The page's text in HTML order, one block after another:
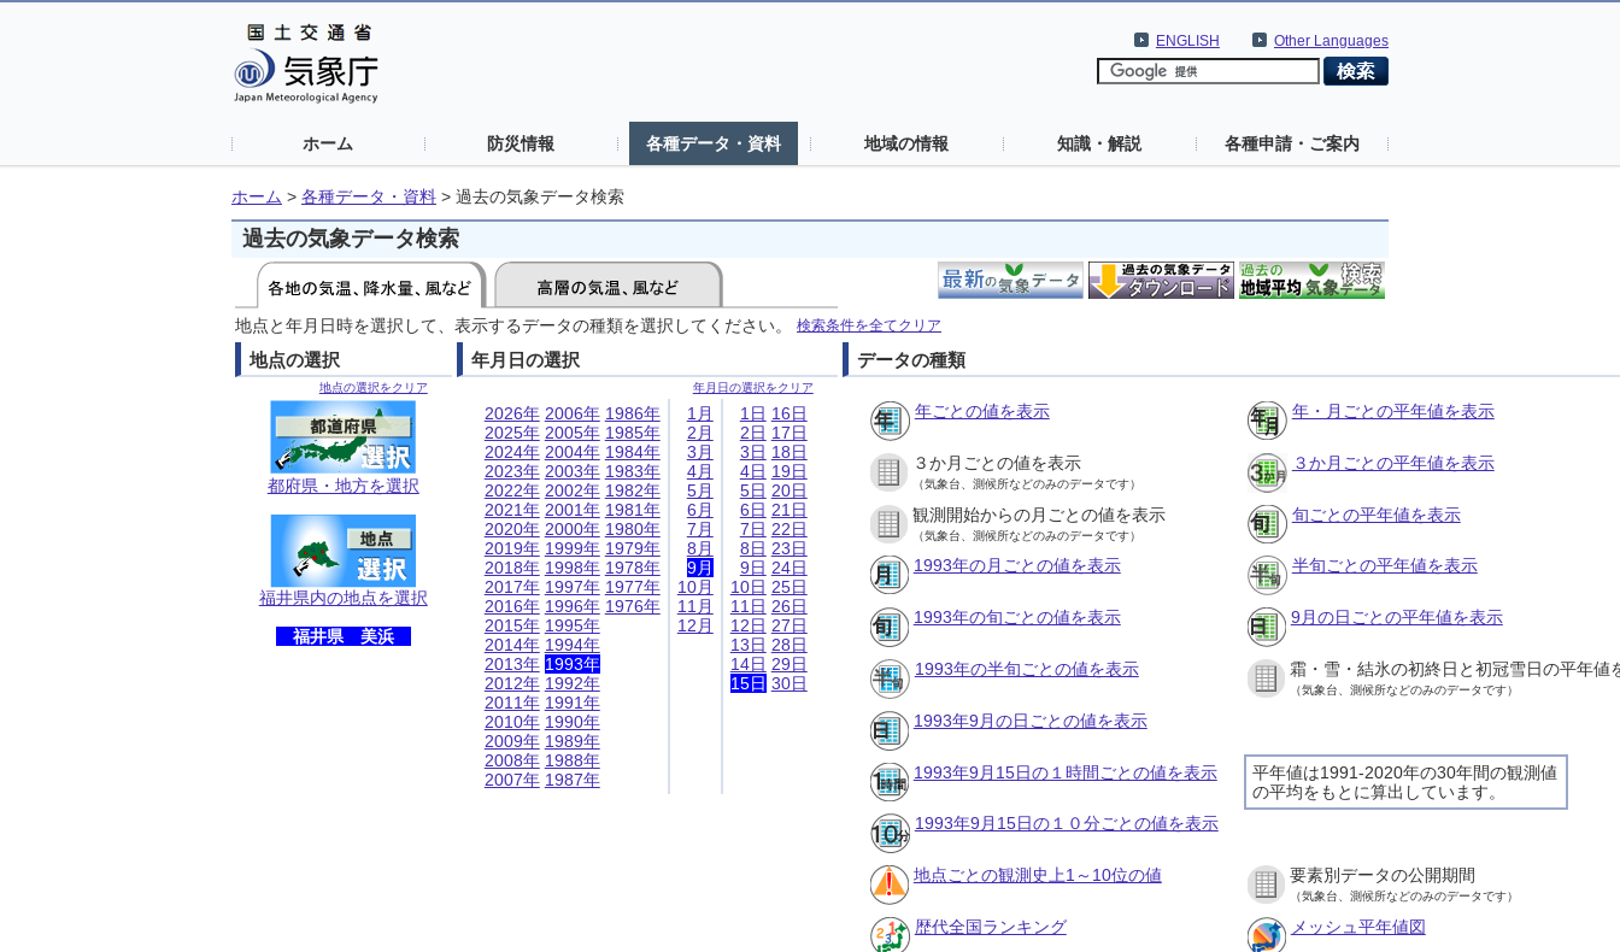
Other Languages
ENGLISH
ホーム 防災情報 各種データ・資料 地域の情報 知識・解説 各種申請・ご案内
ホーム > 各種データ・資料 > 過去の気象データ検索
過去の気象データ検索
地点と年月日時を選択して、表示するデータの種類を選択してください。 検索条件を全てクリア
地点の選択
地点の選択をクリア
都府県・地方を選択
福井県内の地点を選択
福井県 美浜
年月日の選択
年月日の選択をクリア
2026年
2025年
2024年
2023年
2022年
2021年
2020年
2019年
2018年
2017年
2016年
2015年
2014年
2013年
2012年
2011年
2010年
2009年
2008年
2007年
2006年
2005年
2004年
2003年
2002年
2001年
2000年
1999年
1998年
1997年
1996年
1995年
1994年
1993年
1992年
1991年
1990年
1989年
1988年
1987年
1986年
1985年
1984年
1983年
1982年
1981年
1980年
1979年
1978年
1977年
1976年
1月
2月
3月
4月
5月
6月
7月
8月
9月
10月
11月
12月
1日
2日
3日
4日
5日
6日
7日
8日
9日
10日
11日
12日
13日
14日
15日
16日
17日
18日
19日
20日
21日
22日
23日
24日
25日
26日
27日
28日
29日
30日
データの種類
年ごとの値を表示 年・月ごとの平年値を表示
３か月ごとの値を表示
（気象台、測候所などのみのデータです）
３か月ごとの平年値を表示
観測開始からの月ごとの値を表示
（気象台、測候所などのみのデータです）
旬ごとの平年値を表示
1993年の月ごとの値を表示 半旬ごとの平年値を表示
1993年の旬ごとの値を表示 9月の日ごとの平年値を表示
1993年の半旬ごとの値を表示 霜・雪・結氷の初終日と初冠雪日の平年値
（気象台、測候所などのみのデータです）
1993年9月の日ごとの値を表示
平年値は1991-2020年の30年間の観測値
の平均をもとに算出しています。
1993年9月15日の１時間ごとの値を表示
1993年9月15日の１０分ごとの値を表示
地点ごとの観測史上1～10位の値 要素別データの公開期間
（気象台、測候所などのみのデータです）
歴代全国ランキング メッシュ平年値図